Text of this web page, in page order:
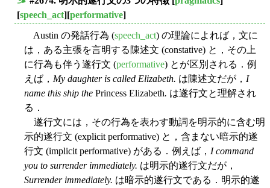
[speech_act][performative]
Austin の発話行為 (speech_act) の理論によれば，文に
は，ある主張を言明する陳述文 (constative) と，その上
に行為も伴う遂行文 (performative) とが区別される．例
えば， My daughter is called Elizabeth. は陳述文だが， I
name this ship the Princess Elizabeth. は遂行文と理解され
る．
遂行文には，その行為を表わす動詞を明示的に含む明
示的遂行文 (explicit performative) と，含まない暗示的遂
行文 (implicit performative) がある．例えば， I command
you to surrender immediately. は明示的遂行文だが，
Surrender immediately. は暗示的遂行文である．明示的遂